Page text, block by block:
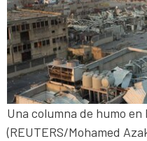
Una columna de humo
(REUTERS/Mohamed